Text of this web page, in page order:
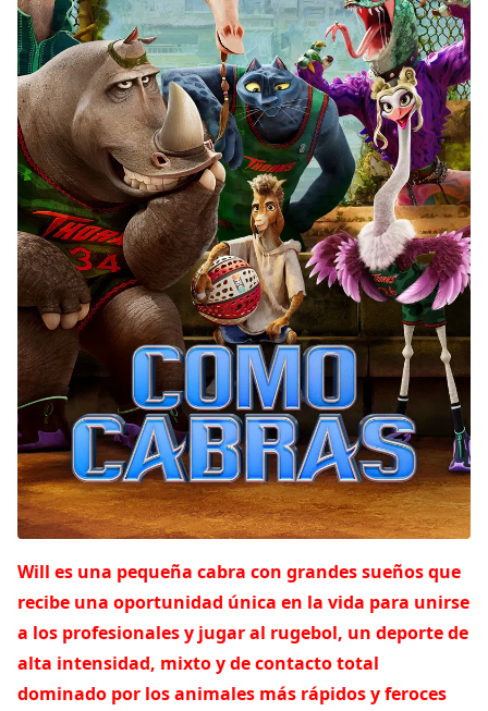
Hulu
Apple tv+
DC
Peacock
Will es una pequeña cabra con grandes sueños que
recibe una oportunidad única en la vida para unirse
a los profesionales y jugar al rugebol, un deporte de
alta intensidad, mixto y de contacto total
dominado por los animales más rápidos y feroces